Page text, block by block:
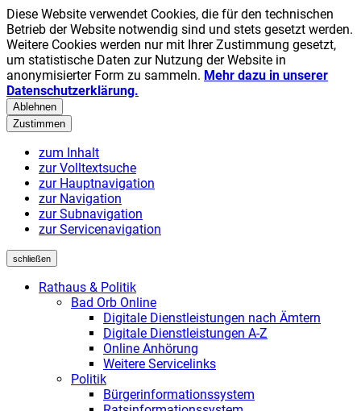
Diese Website verwendet Cookies, die für den technischen
Betrieb der Website notwendig sind und stets gesetzt werden.
Weitere Cookies werden nur mit Ihrer Zustimmung gesetzt,
um statistische Daten zur Nutzung der Website in
anonymisierter Form zu sammeln. Mehr dazu in unserer
Datenschutzerklärung.
Ablehnen
Zustimmen
zum Inhalt
zur Volltextsuche
zur Hauptnavigation
zur Navigation
zur Subnavigation
zur Servicenavigation
schließen
Rathaus & Politik
Bad Orb Online
Digitale Dienstleistungen nach Ämtern
Digitale Dienstleistungen A-Z
Online Anhörung
Weitere Servicelinks
Politik
Bürgerinformationssystem